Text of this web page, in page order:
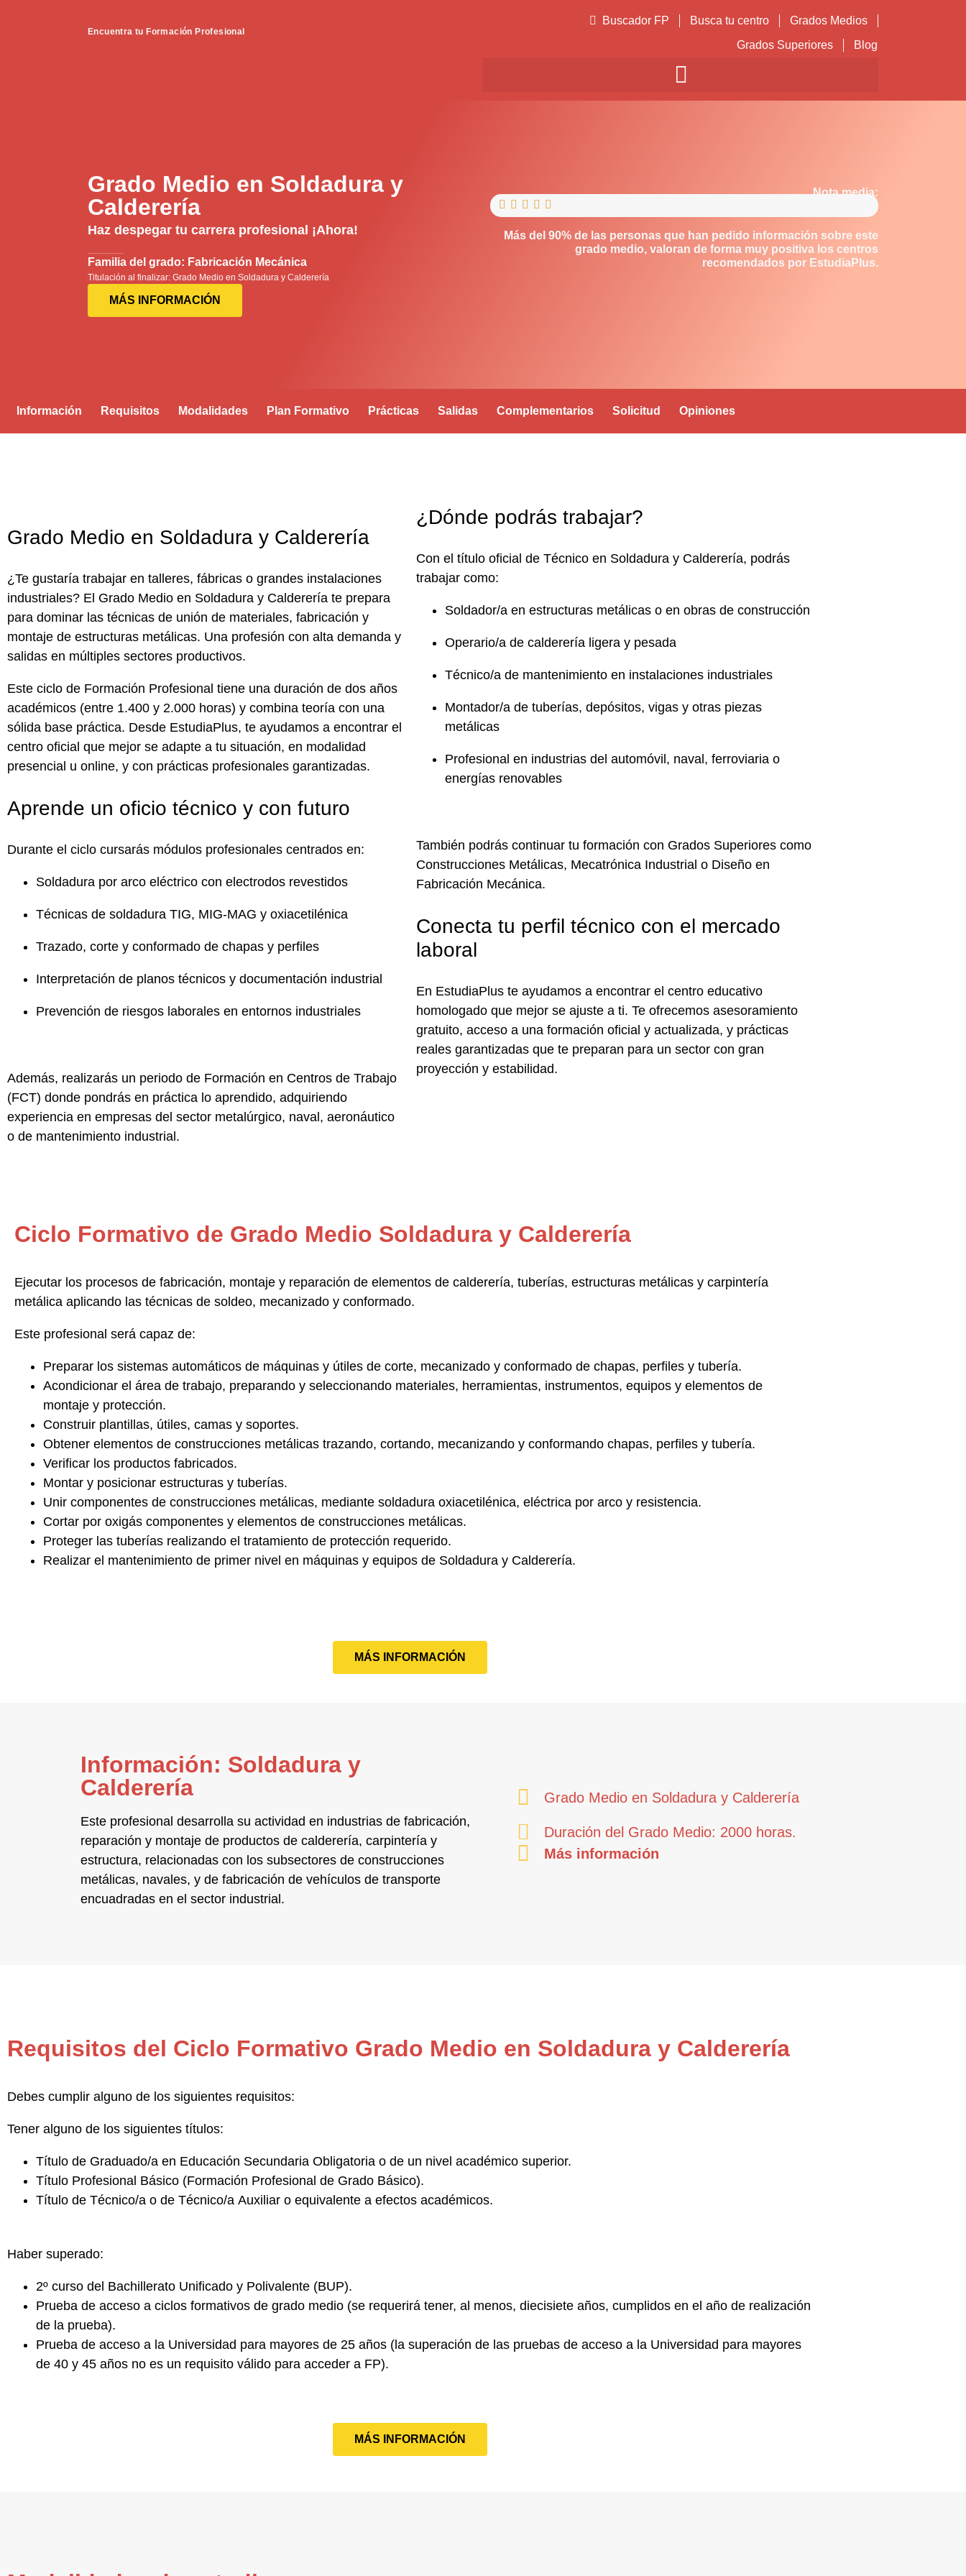
Encuentra tu Formación Profesional
Buscador FP Busca tu centro
Grados Medios
Grados Superiores
Blog
Grado Medio en Soldadura y
Calderería
Haz despegar tu carrera profesional ¡Ahora!
Familia del grado: Fabricación Mecánica
Titulación al finalizar: Grado Medio en Soldadura y Calderería
MÁS INFORMACIÓN
Nota media:
    
Más del 90% de las personas que han pedido información sobre este
grado medio, valoran de forma muy positiva los centros
recomendados por EstudiaPlus.
Información Requisitos Modalidades Plan Formativo Prácticas Salidas Complementarios Solicitud Opiniones
Grado Medio en Soldadura y Calderería
¿Te gustaría trabajar en talleres, fábricas o grandes instalaciones
industriales? El Grado Medio en Soldadura y Calderería te prepara
para dominar las técnicas de unión de materiales, fabricación y
montaje de estructuras metálicas. Una profesión con alta demanda y
salidas en múltiples sectores productivos.
Este ciclo de Formación Profesional tiene una duración de dos años
académicos (entre 1.400 y 2.000 horas) y combina teoría con una
sólida base práctica. Desde EstudiaPlus, te ayudamos a encontrar el
centro oficial que mejor se adapte a tu situación, en modalidad
presencial u online, y con prácticas profesionales garantizadas.
Aprende un oficio técnico y con futuro
Durante el ciclo cursarás módulos profesionales centrados en:
Soldadura por arco eléctrico con electrodos revestidos
Técnicas de soldadura TIG, MIG-MAG y oxiacetilénica
Trazado, corte y conformado de chapas y perfiles
Interpretación de planos técnicos y documentación industrial
Prevención de riesgos laborales en entornos industriales
Además, realizarás un periodo de Formación en Centros de Trabajo
(FCT) donde pondrás en práctica lo aprendido, adquiriendo
experiencia en empresas del sector metalúrgico, naval, aeronáutico
o de mantenimiento industrial.
¿Dónde podrás trabajar?
Con el título oficial de Técnico en Soldadura y Calderería, podrás
trabajar como:
Soldador/a en estructuras metálicas o en obras de construcción
Operario/a de calderería ligera y pesada
Técnico/a de mantenimiento en instalaciones industriales
Montador/a de tuberías, depósitos, vigas y otras piezas
metálicas
Profesional en industrias del automóvil, naval, ferroviaria o
energías renovables
También podrás continuar tu formación con Grados Superiores como
Construcciones Metálicas, Mecatrónica Industrial o Diseño en
Fabricación Mecánica.
Conecta tu perfil técnico con el mercado
laboral
En EstudiaPlus te ayudamos a encontrar el centro educativo
homologado que mejor se ajuste a ti. Te ofrecemos asesoramiento
gratuito, acceso a una formación oficial y actualizada, y prácticas
reales garantizadas que te preparan para un sector con gran
proyección y estabilidad.
Ciclo Formativo de Grado Medio Soldadura y Calderería
Ejecutar los procesos de fabricación, montaje y reparación de elementos de calderería, tuberías, estructuras metálicas y carpintería
metálica aplicando las técnicas de soldeo, mecanizado y conformado.
Este profesional será capaz de:
Preparar los sistemas automáticos de máquinas y útiles de corte, mecanizado y conformado de chapas, perfiles y tubería.
Acondicionar el área de trabajo, preparando y seleccionando materiales, herramientas, instrumentos, equipos y elementos de
montaje y protección.
Construir plantillas, útiles, camas y soportes.
Obtener elementos de construcciones metálicas trazando, cortando, mecanizando y conformando chapas, perfiles y tubería.
Verificar los productos fabricados.
Montar y posicionar estructuras y tuberías.
Unir componentes de construcciones metálicas, mediante soldadura oxiacetilénica, eléctrica por arco y resistencia.
Cortar por oxigás componentes y elementos de construcciones metálicas.
Proteger las tuberías realizando el tratamiento de protección requerido.
Realizar el mantenimiento de primer nivel en máquinas y equipos de Soldadura y Calderería.
MÁS INFORMACIÓN
Información: Soldadura y
Calderería
Este profesional desarrolla su actividad en industrias de fabricación,
reparación y montaje de productos de calderería, carpintería y
estructura, relacionadas con los subsectores de construcciones
metálicas, navales, y de fabricación de vehículos de transporte
encuadradas en el sector industrial .
Grado Medio en Soldadura y Calderería
Duración del Grado Medio: 2000 horas.
Más información
Requisitos del Ciclo Formativo Grado Medio en Soldadura y Calderería
Debes cumplir alguno de los siguientes requisitos:
Tener alguno de los siguientes títulos:
Título de Graduado/a en Educación Secundaria Obligatoria o de un nivel académico superior.
Título Profesional Básico (Formación Profesional de Grado Básico).
Título de Técnico/a o de Técnico/a Auxiliar o equivalente a efectos académicos.
Haber superado:
2º curso del Bachillerato Unificado y Polivalente (BUP).
Prueba de acceso a ciclos formativos de grado medio (se requerirá tener, al menos, diecisiete años, cumplidos en el año de realización
de la prueba).
Prueba de acceso a la Universidad para mayores de 25 años (la superación de las pruebas de acceso a la Universidad para mayores
de 40 y 45 años no es un requisito válido para acceder a FP).
MÁS INFORMACIÓN